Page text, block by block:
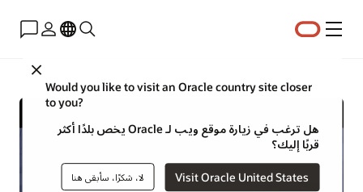
القائمة
Close
Would you like to visit an Oracle country site closer
to you?
هل ترغب في زيارة موقع ويب لـ Oracle يخص بلدًا أكثر
قربًا إليك؟
Visit Oracle United States لا، شكرًا، سأبقى هنا